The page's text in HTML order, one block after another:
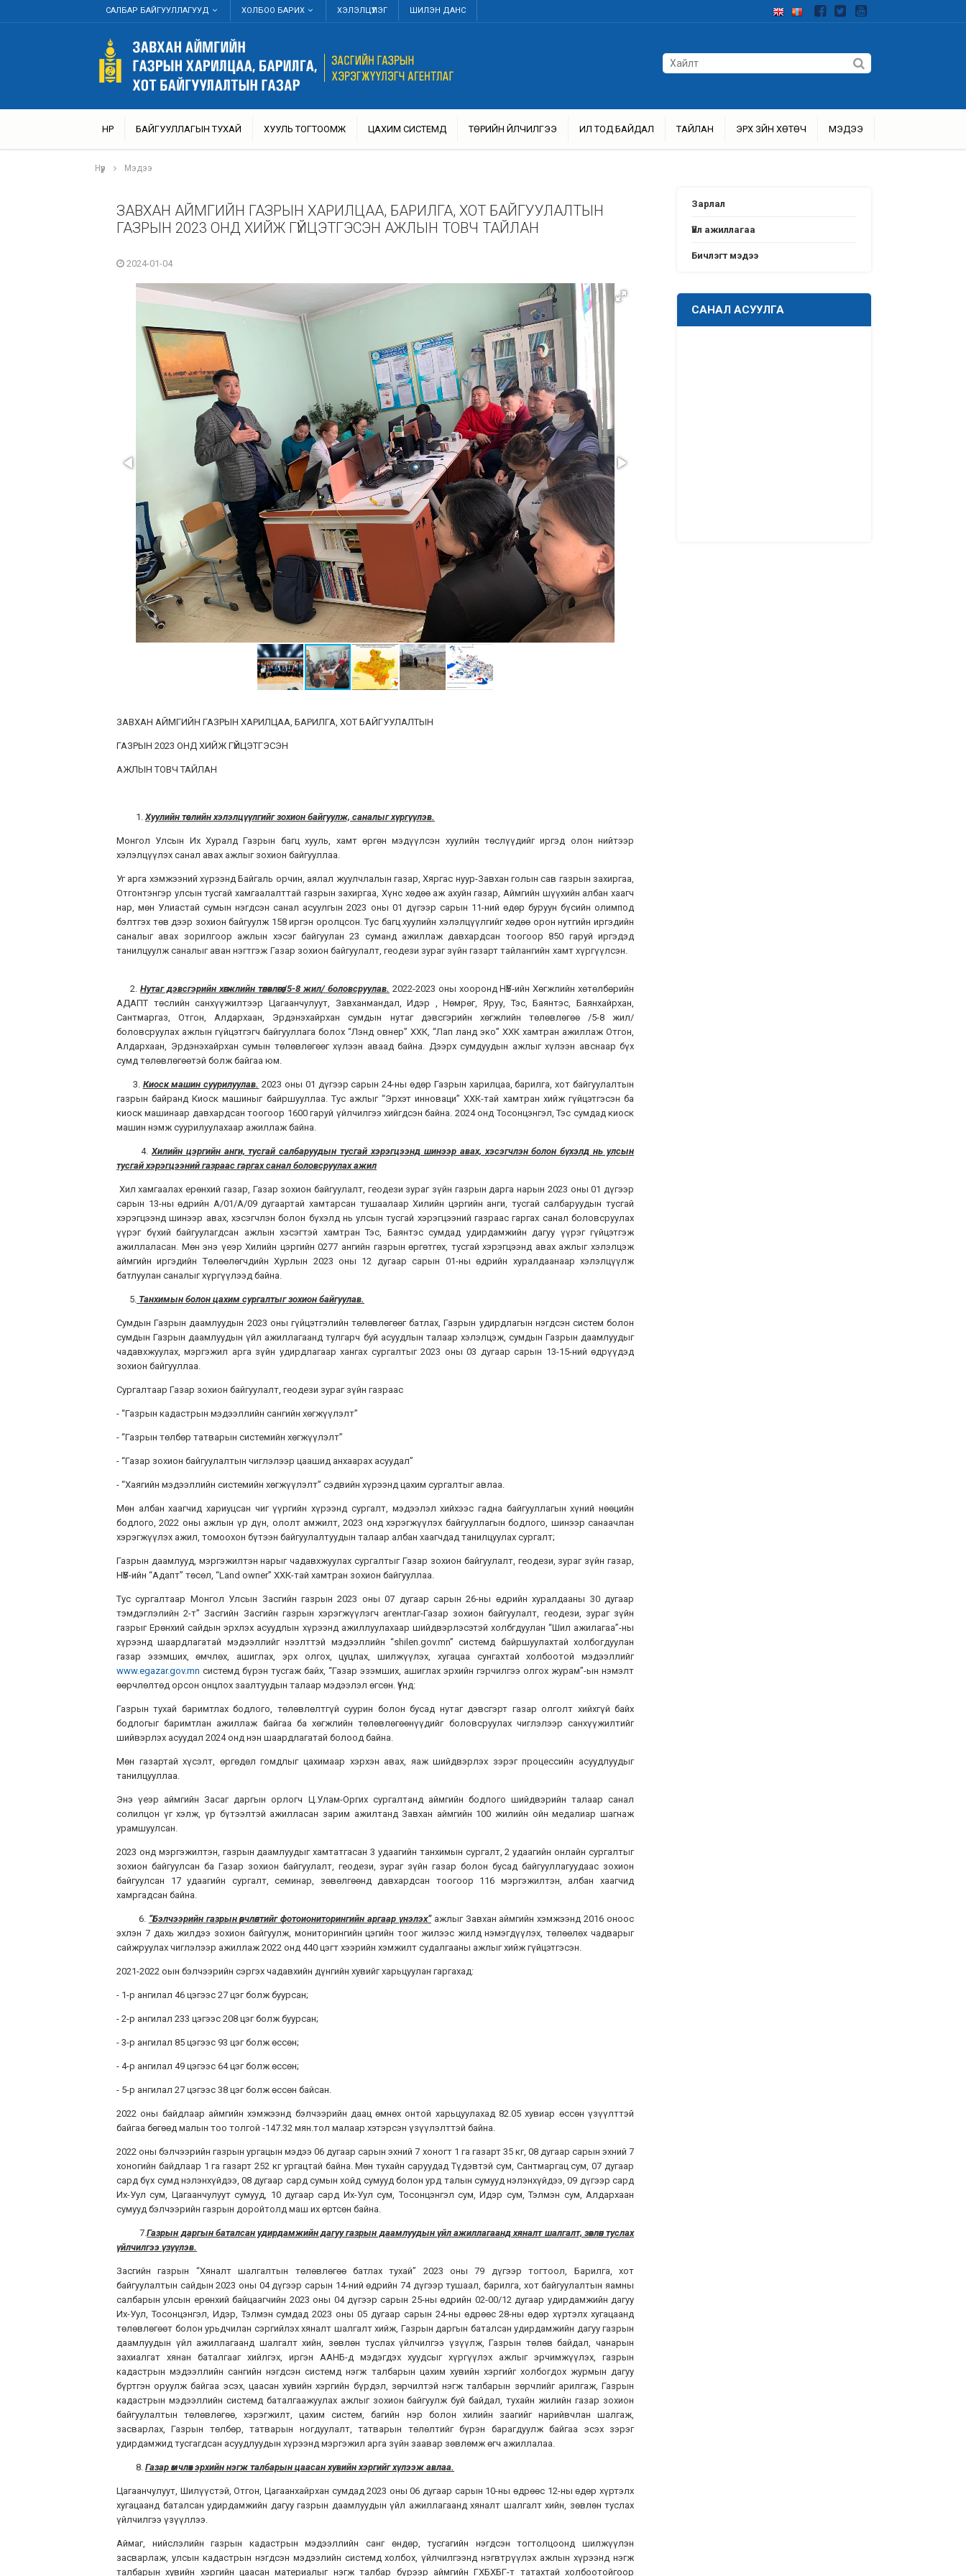
САЛБАР БАЙГУУЛЛАГУУД ХОЛБОО БАРИХ ХЭЛЭЛЦҮҮЛЭГ ШИЛЭН ДАНС
НҮҮР БАЙГУУЛЛАГЫН ТУХАЙ ХУУЛЬ ТОГТООМЖ ЦАХИМ СИСТЕМҮҮД ТӨРИЙН ҮЙЛЧИЛГЭЭ ИЛ ТОД БАЙДАЛ ТАЙЛАН ЭРХ ЗҮЙН ХӨТӨЧ МЭДЭЭ
Нүүр Мэдээ
ЗАВХАН АЙМГИЙН ГАЗРЫН ХАРИЛЦАА, БАРИЛГА, ХОТ БАЙГУУЛАЛТЫН
ГАЗРЫН 2023 ОНД ХИЙЖ ГҮЙЦЭТГЭСЭН АЖЛЫН ТОВЧ ТАЙЛАН
2024-01-04
ЗАВХАН АЙМГИЙН ГАЗРЫН ХАРИЛЦАА, БАРИЛГА, ХОТ БАЙГУУЛАЛТЫН
ГАЗРЫН 2023 ОНД ХИЙЖ ГҮЙЦЭТГЭСЭН
АЖЛЫН ТОВЧ ТАЙЛАН
Хуулийн төслийн хэлэлцүүлгийг зохион байгуулж, саналыг хүргүүлэв.
Монгол Улсын Их Хуралд Газрын багц хууль, хамт өргөн мэдүүлсэн хуулийн төслүүдийг иргэд олон нийтээр
хэлэлцүүлэх санал авах ажлыг зохион байгууллаа.
Уг арга хэмжээний хүрээнд Байгаль орчин, аялал жуулчлалын газар, Хяргас нуур-Завхан голын сав газрын захиргаа,
Отгонтэнгэр улсын тусгай хамгаалалттай газрын захиргаа, Хүнс хөдөө аж ахуйн газар, Аймгийн шүүхийн албан хаагч
нар, мөн Улиастай сумын нэгдсэн санал асуулгын 2023 оны 01 дүгээр сарын 11-ний өдөр буруун бүсийн олимпод
бэлтгэх төв дээр зохион байгуулж 158 иргэн оролцсон. Тус багц хуулийн хэлэлцүүлгийг хөдөө орон нутгийн иргэдийн
саналыг авах зорилгоор ажлын хэсэг байгуулан 23 суманд ажиллаж давхардсан тоогоор 850 гаруй иргэдэд
танилцуулж саналыг аван нэгтгэж Газар зохион байгуулалт, геодези зураг зүйн газарт тайлангийн хамт хүргүүлсэн.
2. Нутаг дэвсгэрийн хөгжлийн төлөвлөгөө /5-8 жил/ боловсруулав. 2022-2023 оны хооронд НҮБ-ийн Хөгжлийн хөтөлбөрийн
АДАПТ төслийн санхүүжилтээр Цагаанчулуут, Завханмандал, Идэр , Нөмрөг, Яруу, Тэс, Баянтэс, Баянхайрхан,
Сантмаргаз, Отгон, Алдархаан, Эрдэнэхайрхан сумдын нутаг дэвсгэрийн хөгжлийн төлөвлөгөө /5-8 жил/
боловсруулах ажлын гүйцэтгэгч байгууллага болох “Лэнд овнер” ХХК, “Лап ланд эко” ХХК хамтран ажиллаж Отгон,
Алдархаан, Эрдэнэхайрхан сумын төлөвлөгөөг хүлээн аваад байна. Дээрх сумдуудын ажлыг хүлээн авснаар бүх
сумд төлөвлөгөөтэй болж байгаа юм.
3. Киоск машин суурилуулав. 2023 оны 01 дүгээр сарын 24-ны өдөр Газрын харилцаа, барилга, хот байгуулалтын
газрын байранд Киоск машиныг байршууллаа. Тус ажлыг “Эрхэт инноваци” ХХК-тай хамтран хийж гүйцэтгэсэн ба
киоск машинаар давхардсан тоогоор 1600 гаруй үйлчилгээ хийгдсэн байна. 2024 онд Тосонцэнгэл, Тэс сумдад киоск
машин нэмж суурилуулахаар ажиллаж байна.
4.Хилийн цэргийн анги, тусгай салбаруудын тусгай хэрэгцээнд шинээр авах, хэсэгчлэн болон бүхэлд нь улсын
тусгай хэрэгцээний газраас гаргах санал боловсруулах ажил
Хил хамгаалах ерөнхий газар, Газар зохион байгуулалт, геодези зураг зүйн газрын дарга нарын 2023 оны 01 дүгээр
сарын 13-ны өдрийн А/01/А/09 дугаартай хамтарсан тушаалаар Хилийн цэргийн анги, тусгай салбаруудын тусгай
хэрэгцээнд шинээр авах, хэсэгчлэн болон бүхэлд нь улсын тусгай хэрэгцээний газраас гаргах санал боловсруулах
үүрэг бүхий байгуулагдсан ажлын хэсэгтэй хамтран Тэс, Баянтэс сумдад удирдамжийн дагуу үүрэг гүйцэтгэж
ажиллаласан. Мөн энэ үеэр Хилийн цэргийн 0277 ангийн газрын өргөтгөх, тусгай хэрэгцээнд авах ажлыг хэлэлцэж
аймгийн иргэдийн Төлөөлөгчдийн Хурлын 2023 оны 12 дугаар сарын 01-ны өдрийн хуралдаанаар хэлэлцүүлж
батлуулан саналыг хүргүүлээд байна.
5. Танхимын болон цахим сургалтыг зохион байгуулав.
Сумдын Газрын даамлуудын 2023 оны гүйцэтгэлийн төлөвлөгөөг батлах, Газрын удирдлагын нэгдсэн систем болон
сумдын Газрын даамлуудын үйл ажиллагаанд тулгарч буй асуудлын талаар хэлэлцэж, сумдын Газрын даамлуудыг
чадавхжуулах, мэргэжил арга зүйн удирдлагаар хангах сургалтыг 2023 оны 03 дугаар сарын 13-15-ний өдрүүдэд
зохион байгууллаа.
Сургалтаар Газар зохион байгуулалт, геодези зураг зүйн газраас
- “Газрын кадастрын мэдээллийн сангийн хөгжүүлэлт”
- “Газрын төлбөр татварын системийн хөгжүүлэлт”
- “Газар зохион байгуулалтын чиглэлээр цаашид анхаарах асуудал”
- “Хаягийн мэдээллийн системийн хөгжүүлэлт” сэдвийн хүрээнд цахим сургалтыг авлаа.
Мөн албан хаагчид хариуцсан чиг үүргийн хүрээнд сургалт, мэдээлэл хийхээс гадна байгууллагын хүний нөөцийн
бодлого, 2022 оны ажлын үр дүн, ололт амжилт, 2023 онд хэрэгжүүлэх байгууллагын бодлого, шинээр санаачлан
хэрэгжүүлэх ажил, томоохон бүтээн байгуулалтуудын талаар албан хаагчдад танилцуулах сургалт;
Газрын даамлууд, мэргэжилтэн нарыг чадавхжуулах сургалтыг Газар зохион байгуулалт, геодези, зураг зүйн газар,
НҮБ-ийн “Адапт” төсөл, “Land owner” ХХК-тай хамтран зохион байгууллаа.
Тус сургалтаар Монгол Улсын Засгийн газрын 2023 оны 07 дугаар сарын 26-ны өдрийн хуралдааны 30 дугаар
тэмдэглэлийн 2-т” Засгийн Засгийн газрын хэрэгжүүлэгч агентлаг-Газар зохион байгуулалт, геодези, зураг зүйн
газрыг Ерөнхий сайдын эрхлэх асуудлын хүрээнд ажиллуулахаар шийдвэрлэсэтэй холбгдуулан “Шил ажилагаа”-ны
хүрээнд шаардлагатай мэдээллийг нээлттэй мэдээллийн “shilen.gov.mn” системд байршуулахтай холбогдуулан
газар эзэмших, өмчлөх, ашиглах, эрх олгох, цуцлах, шилжүүлэх, хугацаа сунгахтай холбоотой мэдээллийг
www.egazar.gov.mn системд бүрэн тусгаж байх, “Газар эзэмших, ашиглах эрхийн гэрчилгээ олгох журам”-ын нэмэлт
өөрчлөлтөд орсон онцлох заалтуудын талаар мэдээлэл өгсөн. Үүнд:
Газрын тухай баримтлах бодлого, төлөвлөлтгүй суурин болон бусад нутаг дэвсгэрт газар олголт хийхгүй байх
бодлогыг баримтлан ажиллаж байгаа ба хөгжлийн төлөвлөгөөнүүдийг боловсруулах чиглэлээр санхүүжилтийг
шийвэрлэх асуудал 2024 онд нэн шаардлагатай болоод байна.
Мөн газартай хүсэлт, өргөдөл гомдлыг цахимаар хэрхэн авах, яаж шийдвэрлэх зэрэг процессийн асуудлуудыг
танилцууллаа.
Энэ үеэр аймгийн Засаг даргын орлогч Ц.Улам-Оргих сургалтанд аймгийн бодлого шийдвэрийн талаар санал
солилцон үг хэлж, үр бүтээлтэй ажилласан зарим ажилтанд Завхан аймгийн 100 жилийн ойн медалиар шагнаж
урамшуулсан.
2023 онд мэргэжилтэн, газрын даамлуудыг хамтатгасан 3 удаагийн танхимын сургалт, 2 удаагийн онлайн сургалтыг
зохион байгуулсан ба Газар зохион байгуулалт, геодези, зураг зүйн газар болон бусад байгууллагуудаас зохион
байгуулсан 17 удаагийн сургалт, семинар, зөвөлгөөнд давхардсан тоогоор 116 мэргэжилтэн, албан хаагчид
хамргадсан байна.
6. “Бэлчээрийн газрын өөрчлөлтийг фотоиониторингийн аргаар үнэлэх”ажлыг Завхан аймгийн хэмжээнд 2016 оноос
эхлэн 7 дахь жилдээ зохион байгуулж, мониторингийн цэгийн тоог жилээс жилд нэмэгдүүлэх, төлөөлөх чадварыг
сайжруулах чиглэлээр ажиллаж 2022 онд 440 цэгт хээрийн хэмжилт судалгааны ажлыг хийж гүйцэтгэсэн.
2021-2022 оын бэлчээрийн сэргэх чадавхийн дүнгийн хувийг харьцуулан гаргахад:
- 1-р ангилал 46 цэгээс 27 цэг болж буурсан;
- 2-р ангилал 233 цэгээс 208 цэг болж буурсан;
- 3-р ангилал 85 цэгээс 93 цэг болж өссөн;
- 4-р ангилал 49 цэгээс 64 цэг болж өссөн;
- 5-р ангилал 27 цэгээс 38 цэг болж өссөн байсан.
2022 оны байдлаар аймгийн хэмжээнд бэлчээрийн даац өмнөх онтой харьцуулахад 82.05 хувиар өссөн үзүүлттэй
байгаа бөгөөд малын тоо толгой -147.32 мян.тол малаар хэтэрсэн үзүүлэлттэй байна.
2022 оны бэлчээрийн газрын ургацын мэдээ 06 дугаар сарын эхний 7 хоногт 1 га газарт 35 кг, 08 дугаар сарын эхний 7
хоногийн байдлаар 1 га газарт 252 кг ургацтай байна. Мөн тухайн саруудад Түдэвтэй сум, Сантмаргац сум, 07 дугаар
сард бүх сумд нэлэнхүйдээ, 08 дугаар сард сумын хойд сумууд болон урд талын сумууд нэлэнхүйдээ, 09 дүгээр сард
Их-Уул сум, Цагаанчулуут сумууд, 10 дугаар сард Их-Уул сум, Тосонцэнгэл сум, Идэр сум, Тэлмэн сум, Алдархаан
сумууд бэлчээрийн газрын доройтолд маш их өртсөн байна.
7.Газрын даргын баталсан удирдамжийн дагуу газрын даамлуудын үйл ажиллагаанд хяналт шалгалт, зөвлөн туслах
үйлчилгээ үзүүлэв.
Засгийн газрын “Хяналт шалгалтын төлөвлөгөө батлах тухай” 2023 оны 79 дүгээр тогтоол, Барилга, хот
байгуулалтын сайдын 2023 оны 04 дүгээр сарын 14-ний өдрийн 74 дүгээр тушаал, барилга, хот байгуулалтын яамны
салбарын улсын ерөнхий байцаагчийн 2023 оны 04 дүгээр сарын 25-ны өдрийн 02-00/12 дугаар удирдамжийн дагуу
Их-Уул, Тосонцэнгэл, Идэр, Тэлмэн сумдад 2023 оны 05 дугаар сарын 24-ны өдрөөс 28-ны өдөр хүртэлх хугацаанд
төлөвлөгөөт болон урьдчилан сэргийлэх хяналт шалгалт хийж, Газрын даргын баталсан удирдамжийн дагуу газрын
даамлуудын үйл ажиллагаанд шалгалт хийн, зөвлөн туслах үйлчилгээ үзүүлж, Газрын төлөв байдал, чанарын
захиалгат хянан баталгааг хийлгэх, иргэн ААНБ-д мэдэгдэх хуудсыг хүргүүлэх ажлыг эрчимжүүлэх, газрын
кадастрын мэдээллийн сангийн нэгдсэн системд нэгж талбарын цахим хувийн хэргийг холбогдох журмын дагуу
бүртгэн оруулж байгаа эсэх, цаасан хувийн хэргийн бүрдэл, зөрчилтэй нэгж талбарын зөрчлийг арилгаж, Газрын
кадастрын мэдээллийн системд баталгаажуулах ажлыг зохион байгуулж буй байдал, тухайн жилийн газар зохион
байгуулалтын төлөвлөгөө, хэрэгжилт, цахим систем, багийн нэр болон хилийн заагийг нарийвчлан шалгаж,
засварлах, Газрын төлбөр, татварын ногдуулалт, татварын төлөлтийг бүрэн барагдуулж байгаа эсэх зэрэг
удирдамжид тусгагдсан асуудлуудын хүрээнд мэргэжил арга зүйн заавар зөвлөмж өгч ажиллалаа.
8. Газар өмчлөх эрхийн нэгж талбарын цаасан хувийн хэргийг хүлээж авлаа.
Цагаанчулуут, Шилүүстэй, Отгон, Цагаанхайрхан сумдад 2023 оны 06 дугаар сарын 10-ны өдрөөс 12-ны өдөр хүртэлх
хугацаанд баталсан удирдамжийн дагуу газрын даамлуудын үйл ажиллагаанд хяналт шалгалт хийн, зөвлөн туслах
үйлчилгээ үзүүллээ.
Аймаг, нийслэлийн газрын кадастрын мэдээллийн санг өндөр, тусгагийн нэгдсэн тогтолцоонд шилжүүлэн
засварлаж, улсын кадастрын нэгдсэн мэдээлийн системд холбох, үйлчилгээнд нэгвтрүүлэх ажлын хүрээнд нэгж
талбарын хувийн хэргийн цаасан материалыг нэгж талбар бүрээр аймгийн ГХБХБГ-т татахтай холбоотойгоор
Зарлал
Үйл ажиллагаа
Бичлэгт мэдээ
САНАЛ АСУУЛГА